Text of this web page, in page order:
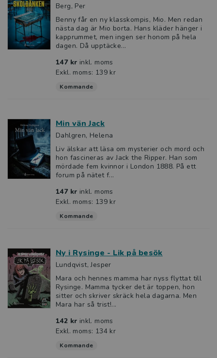
Berg, Per
Benny får en ny klasskompis, Mio. Men redan
nästa dag är Mio borta. Hans kläder hänger i
kapprummet, men ingen ser honom på hela
dagen. Då upptäcke...
147 kr inkl. moms
Exkl. moms: 139 kr
Kommande
Min vän Jack
Dahlgren, Helena
Liv älskar att läsa om mysterier och mord och
hon fascineras av Jack the Ripper. Han som
mördade fem kvinnor i London 1888. På ett
forum på nätet f...
147 kr inkl. moms
Exkl. moms: 139 kr
Kommande
Ny i Rysinge - Lik på besök
Lundqvist, Jesper
Mara och hennes mamma har nyss flyttat till
Rysinge. Mamma tycker det är toppen, hon
sitter och skriver skräck hela dagarna. Men
Mara har så trist!...
142 kr inkl. moms
Exkl. moms: 134 kr
Kommande